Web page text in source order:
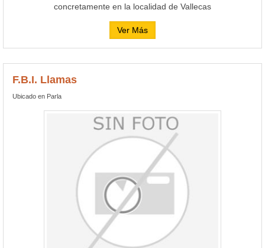
concretamente en la localidad de Vallecas
Ver Más
F.B.I. Llamas
Ubicado en Parla